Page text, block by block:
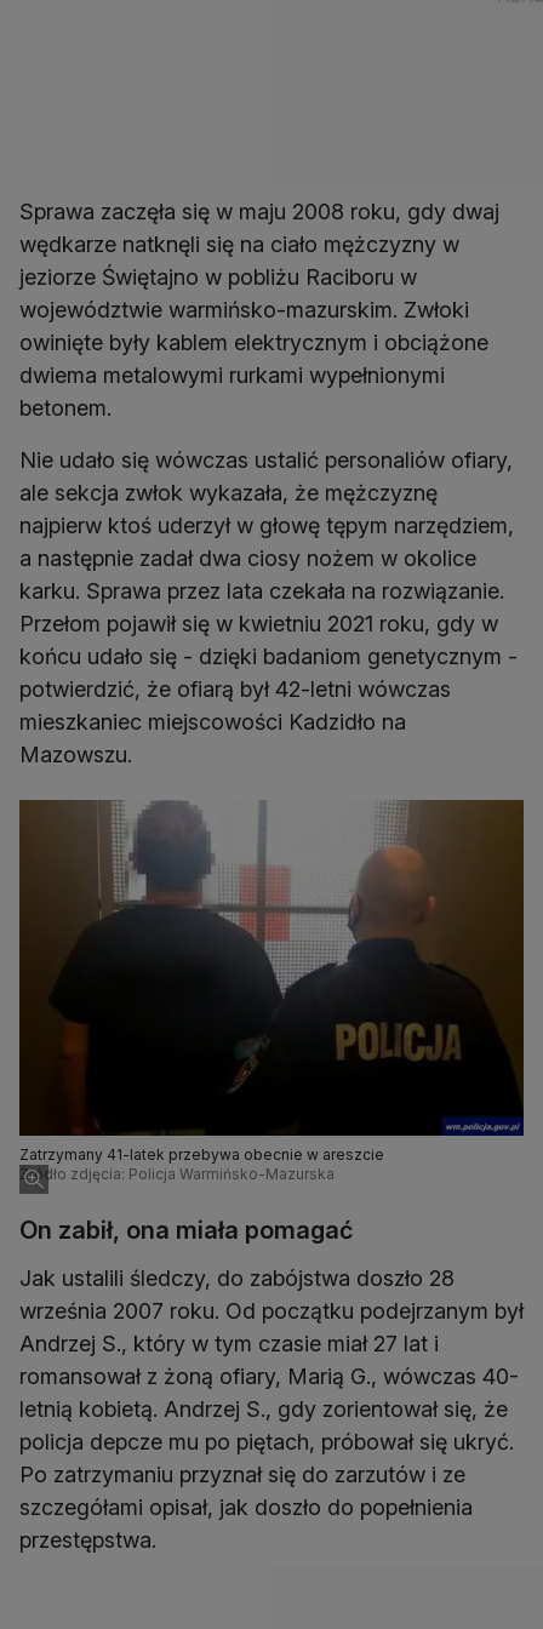
Sprawa zaczęła się w maju 2008 roku, gdy dwaj
wędkarze natknęli się na ciało mężczyzny w
jeziorze Świętajno w pobliżu Raciboru w
województwie warmińsko-mazurskim. Zwłoki
owinięte były kablem elektrycznym i obciążone
dwiema metalowymi rurkami wypełnionymi
betonem.
Nie udało się wówczas ustalić personaliów ofiary,
ale sekcja zwłok wykazała, że mężczyznę
najpierw ktoś uderzył w głowę tępym narzędziem,
a następnie zadał dwa ciosy nożem w okolice
karku. Sprawa przez lata czekała na rozwiązanie.
Przełom pojawił się w kwietniu 2021 roku, gdy w
końcu udało się - dzięki badaniom genetycznym -
potwierdzić, że ofiarą był 42-letni wówczas
mieszkaniec miejscowości Kadzidło na
Mazowszu.
Zatrzymany 41-latek przebywa obecnie w areszcie
Źródło zdjęcia: Policja Warmińsko-Mazurska
On zabił, ona miała pomagać
Jak ustalili śledczy, do zabójstwa doszło 28
września 2007 roku. Od początku podejrzanym był
Andrzej S., który w tym czasie miał 27 lat i
romansował z żoną ofiary, Marią G., wówczas 40-
letnią kobietą. Andrzej S., gdy zorientował się, że
policja depcze mu po piętach, próbował się ukryć.
Po zatrzymaniu przyznał się do zarzutów i ze
szczegółami opisał, jak doszło do popełnienia
przestępstwa.